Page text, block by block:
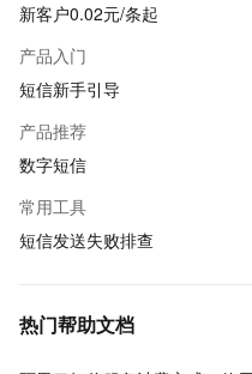
新客户0.02元/条起
产品入门
短信新手引导
产品推荐
数字短信
常用工具
短信发送失败排查
热门帮助文档